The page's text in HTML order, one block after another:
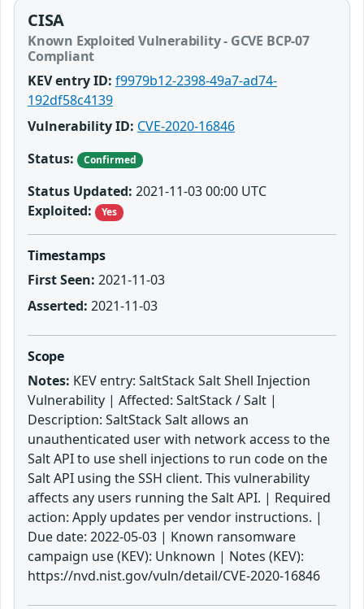
CISA
Known Exploited Vulnerability - GCVE BCP-07
Compliant
KEV entry ID: f9979b12-2398-49a7-ad74-
192df58c4139
Vulnerability ID: CVE-2020-16846
Status:
Confirmed
Status Updated: 2021-11-03 00:00 UTC
Exploited:
Yes
Timestamps
First Seen: 2021-11-03
Asserted: 2021-11-03
Scope
Notes: KEV entry: SaltStack Salt Shell Injection
Vulnerability | Affected: SaltStack / Salt |
Description: SaltStack Salt allows an
unauthenticated user with network access to the
Salt API to use shell injections to run code on the
Salt API using the SSH client. This vulnerability
affects any users running the Salt API. | Required
action: Apply updates per vendor instructions. |
Due date: 2022-05-03 | Known ransomware
campaign use (KEV): Unknown | Notes (KEV):
https://nvd.nist.gov/vuln/detail/CVE-2020-16846